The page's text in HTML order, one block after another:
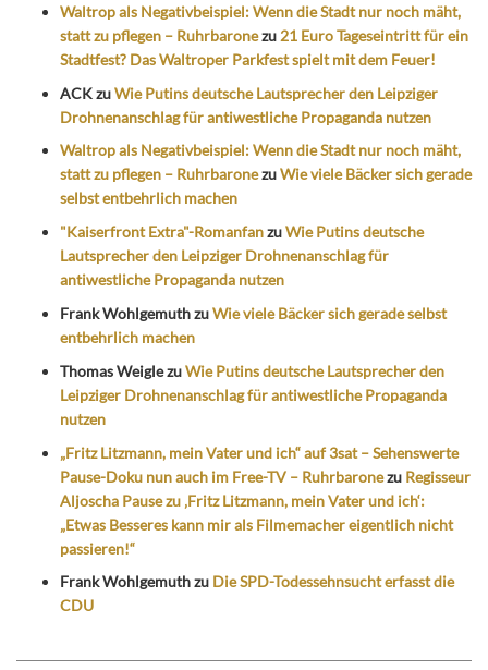
Waltrop als Negativbeispiel: Wenn die Stadt nur noch mäht,
statt zu pflegen – Ruhrbaronezu 21 Euro Tageseintritt für ein
Stadtfest? Das Waltroper Parkfest spielt mit dem Feuer!
ACKzuWie Putins deutsche Lautsprecher den Leipziger
Drohnenanschlag für antiwestliche Propaganda nutzen
Waltrop als Negativbeispiel: Wenn die Stadt nur noch mäht,
statt zu pflegen – RuhrbaronezuWie viele Bäcker sich gerade
selbst entbehrlich machen
"Kaiserfront Extra"-RomanfanzuWie Putins deutsche
Lautsprecher den Leipziger Drohnenanschlag für
antiwestliche Propaganda nutzen
Frank WohlgemuthzuWie viele Bäcker sich gerade selbst
entbehrlich machen
Thomas WeiglezuWie Putins deutsche Lautsprecher den
Leipziger Drohnenanschlag für antiwestliche Propaganda
nutzen
„Fritz Litzmann, mein Vater und ich“ auf 3sat – Sehenswerte
Pause-Doku nun auch im Free-TV – Ruhrbaronezu Regisseur
Aljoscha Pause zu ‚Fritz Litzmann, mein Vater und ich‘:
„Etwas Besseres kann mir als Filmemacher eigentlich nicht
passieren!“
Frank Wohlgemuthzu Die SPD-Todessehnsucht erfasst die
CDU